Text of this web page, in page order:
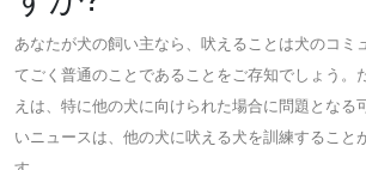
あなたが犬の飼い主なら、吠えることは犬のコミ
てごく普通のことであることをご存知でしょう。
えは、特に他の犬に向けられた場合に問題となる
いニュースは、他の犬に吠える犬を訓練すること